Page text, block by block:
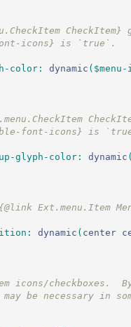
CheckItem}
font-icons} is `true`.
color: dynamic (
font-icons} is
glyph-color: dynamic
Ext.menu.Item
: dynamic ( center
icons/checkboxes.
be necessary in